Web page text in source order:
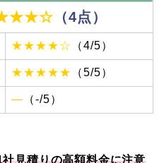
（4点）
★★★★☆ （4/5）
★★★★★ （5/5）
― （-/5）
見積りの高額料金に注意